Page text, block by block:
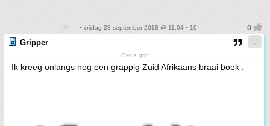
• vrijdag 28 september 2018 @ 11:04 • 10
Gripper
Get a grip
Ik kreeg onlangs nog een grappig Zuid Afrikaans braai boek :